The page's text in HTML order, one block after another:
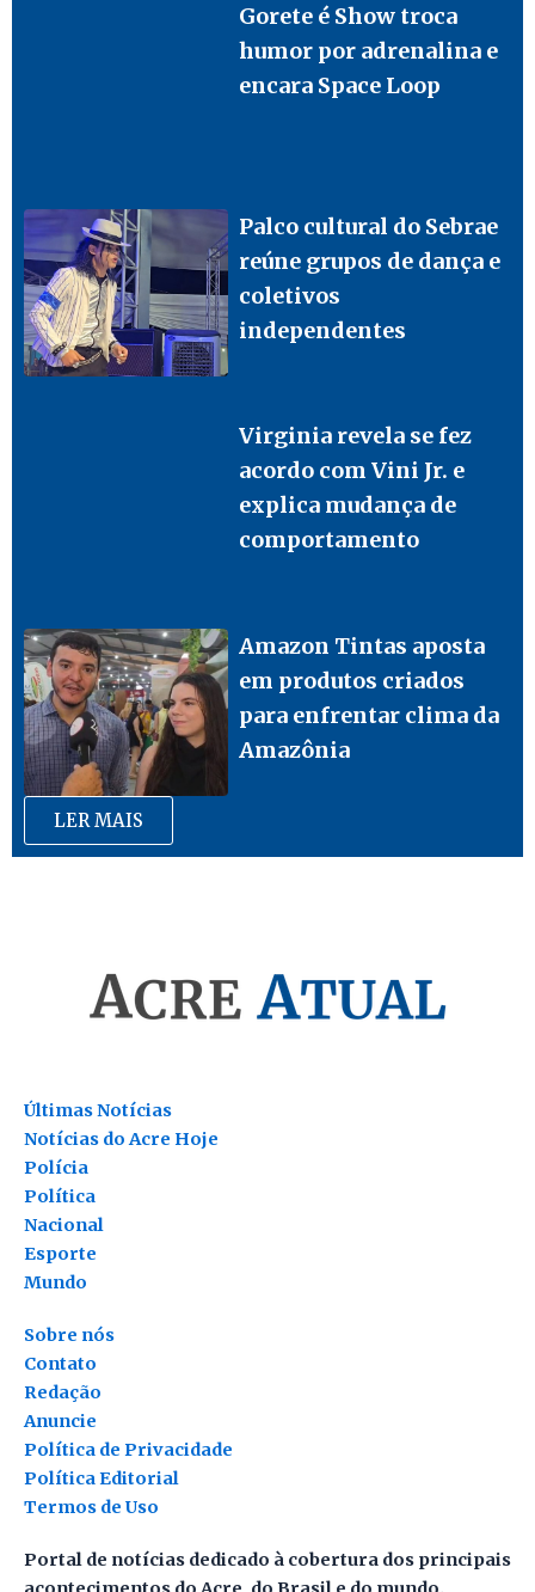
Gorete é Show troca
humor por adrenalina e
encara Space Loop
Palco cultural do Sebrae
reúne grupos de dança e
coletivos
independentes
Virginia revela se fez
acordo com Vini Jr. e
explica mudança de
comportamento
Amazon Tintas aposta
em produtos criados
para enfrentar clima da
Amazônia
LER MAIS
Últimas Notícias
Notícias do Acre Hoje
Polícia
Política
Nacional
Esporte
Mundo
Contato
Redação
Anuncie
Política de Privacidade
Política Editorial
Termos de Uso
Sobre nós
Portal de notícias dedicado à cobertura dos principais